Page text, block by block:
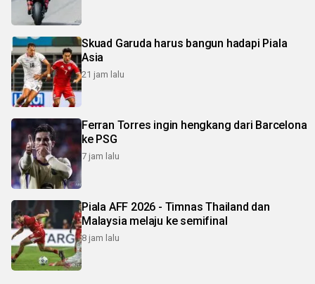
Skuad Garuda harus bangun hadapi Piala
Asia
21 jam lalu
Ferran Torres ingin hengkang dari Barcelona
ke PSG
7 jam lalu
Piala AFF 2026 - Timnas Thailand dan
Malaysia melaju ke semifinal
8 jam lalu